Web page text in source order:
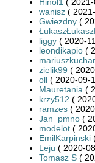
wanisz (
Gwiezdny (
liggy ( 2020-
leondikapio (
zielik99 (
oll ( 2020-09-
Mauretania (
krzy512 (
ramzes (
Jan_pmno (
modelot (
EmilKarpinski
Leju ( 2020-
Tomasz S (